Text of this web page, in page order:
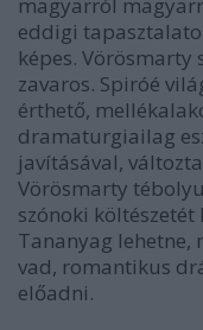
eddigi
képes. Vörösmarty
zavaros. Spiróé
érthető,
dramaturgiailag
javításával,
Vörösmarty
szónoki költészetét
Tananyag
vad, romantikus
előadni.